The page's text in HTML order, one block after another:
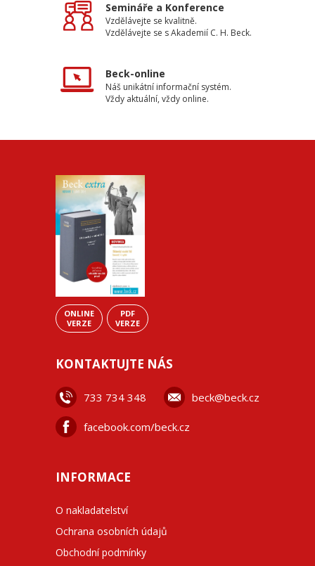
Semináře a Konference
Vzdělávejte se kvalitně.
Vzdělávejte se s Akademií C. H. Beck.
Beck-online
Náš unikátní informační systém.
Vždy aktuální, vždy online.
ONLINE
VERZE
PDF
VERZE
KONTAKTUJTE NÁS
733 734 348 beck@beck.cz
facebook.com/beck.cz
INFORMACE
O nakladatelství
Ochrana osobních údajů
Obchodní podmínky